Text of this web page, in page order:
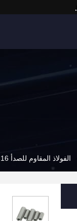
الفولاذ المقاوم للصدأ 304316 موصل طويل صامولة DIN6334 عرافة اقتران الجوز